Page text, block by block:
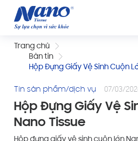
Trang chủ
Bản tin
Hộp Đựng Giấy Vệ Sinh Cuộn
Tin sản phẩm/dịch vụ 07/03/
Hộp Đựng Giấy Vệ
Nano Tissue